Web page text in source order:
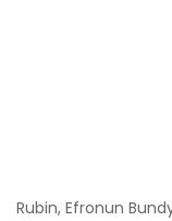
Rubin, Efronun